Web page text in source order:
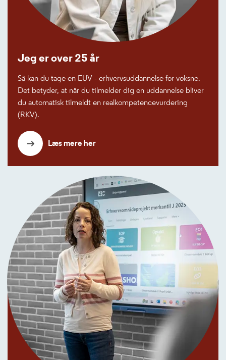
Jeg er over 25 år
Så kan du tage en EUV - erhvervsuddannelse for voksne.
Det betyder, at når du tilmelder dig en uddannelse bliver
du automatisk tilmeldt en realkompetencevurdering
(RKV).
Læs mere her